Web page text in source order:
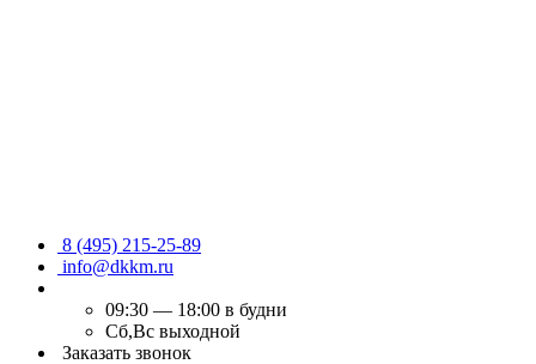
8 (495) 215-25-89
info@dkkm.ru
09:30 — 18:00 в будни
Сб,Вс выходной
Заказать звонок